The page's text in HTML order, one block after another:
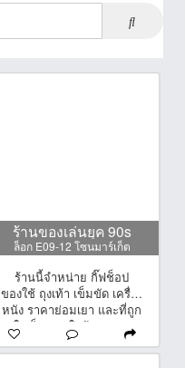
ร้านของเล่นยุค 90s
ล็อก E09-12 โซนมาร์เก็ต
ร้านนี้จำหน่าย กิ๊ฟช็อป
ของใช้ ถุงเท้า เข็มขัด เครื่อง
หนัง ราคาย่อมเยา และที่ถูก
ใจเด็กๆ ถูกใจผู้ปกครอง
คือ ของเล่นยุค 90s มีเยอะ
มาก เลือกกันเพลินๆเลยจ้า